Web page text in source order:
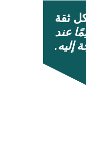
ثقة
عند
إليه.